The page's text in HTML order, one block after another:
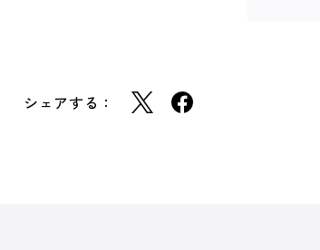
シェアする：